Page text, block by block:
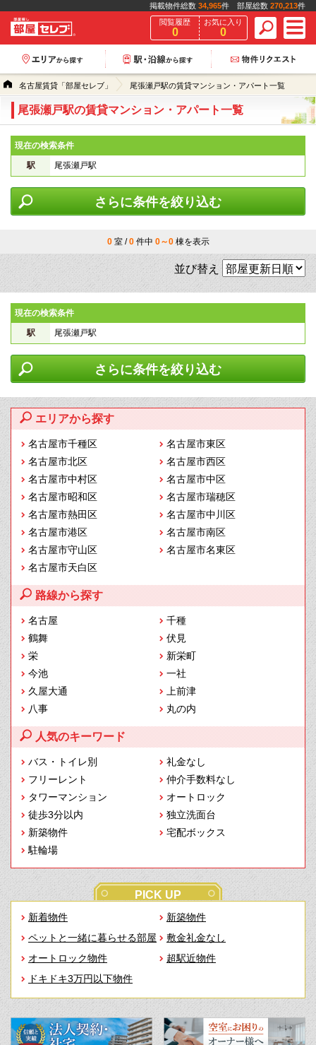
掲載物件総数 34,965件 部屋総数 270,213件
閲覧履歴
0
お気に入り
0
名古屋賃貸「部屋セレブ」 尾張瀬戸駅の賃貸マンション・アパート一覧
尾張瀬戸駅の賃貸マンション・アパート一覧
現在の検索条件
駅
尾張瀬戸駅
さらに条件を絞り込む
0室 /0件中 0～0棟を表示
並び替え
現在の検索条件
駅
尾張瀬戸駅
さらに条件を絞り込む
エリアから探す
名古屋市千種区
名古屋市東区
名古屋市北区
名古屋市西区
名古屋市中村区
名古屋市中区
名古屋市昭和区
名古屋市瑞穂区
名古屋市熱田区
名古屋市中川区
名古屋市港区
名古屋市南区
名古屋市守山区
名古屋市名東区
名古屋市天白区
路線から探す
名古屋
千種
鶴舞
伏見
栄
新栄町
今池
一社
久屋大通
上前津
八事
丸の内
人気のキーワード
バス・トイレ別
礼金なし
フリーレント
仲介手数料なし
タワーマンション
オートロック
徒歩3分以内
独立洗面台
新築物件
宅配ボックス
駐輪場
PICK UP
新着物件
新築物件
ペットと一緒に暮らせる部屋
敷金礼金なし
オートロック物件
超駅近物件
ドキドキ3万円以下物件